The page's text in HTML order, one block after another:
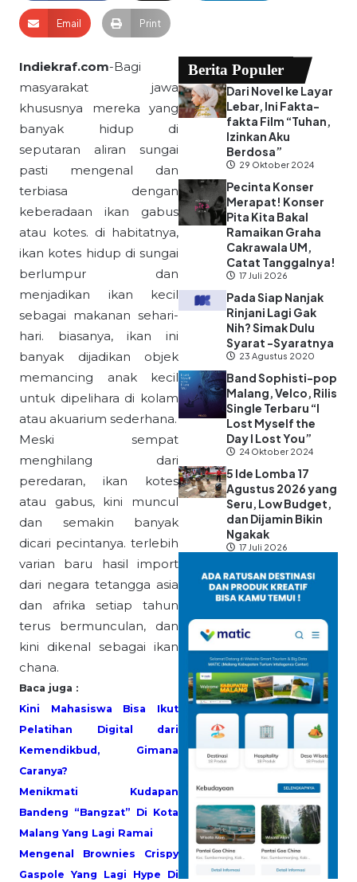
Email Print
Indiekraf.com-Bagi
masyarakat jawa
khususnya mereka yang
banyak hidup di
seputaran aliran sungai
pasti mengenal dan
terbiasa dengan
keberadaan ikan gabus
atau kotes. di habitatnya,
ikan kotes hidup di sungai
berlumpur dan
menjadikan ikan kecil
sebagai makanan sehari-
hari. biasanya, ikan ini
banyak dijadikan objek
memancing anak kecil
untuk dipelihara di kolam
atau akuarium sederhana.
Meski sempat
menghilang dari
peredaran, ikan kotes
atau gabus, kini muncul
dan semakin banyak
dicari pecintanya. terlebih
varian baru hasil import
dari negara tetangga asia
dan afrika setiap tahun
terus bermunculan, dan
kini dikenal sebagai ikan
chana.
Baca juga :
Kini Mahasiswa Bisa Ikut
Pelatihan Digital dari
Kemendikbud, Gimana
Caranya?
Menikmati Kudapan
Bandeng “Bangzat” Di Kota
Malang Yang Lagi Ramai
Mengenal Brownies Crispy
Gaspole Yang Lagi Hype Di
Berita Populer
Dari Novel ke Layar
Lebar, Ini Fakta-
fakta Film “Tuhan,
Izinkan Aku
Berdosa”
29 Oktober 2024
Pecinta Konser
Merapat! Konser
Pita Kita Bakal
Ramaikan Graha
Cakrawala UM,
Catat Tanggalnya!
17 Juli 2026
Pada Siap Nanjak
Rinjani Lagi Gak
Nih? Simak Dulu
Syarat -Syaratnya
23 Agustus 2020
Band Sophisti-pop
Malang, Velco, Rilis
Single Terbaru “I
Lost Myself the
Day I Lost You”
24 Oktober 2024
5 Ide Lomba 17
Agustus 2026 yang
Seru, Low Budget,
dan Dijamin Bikin
Ngakak
17 Juli 2026